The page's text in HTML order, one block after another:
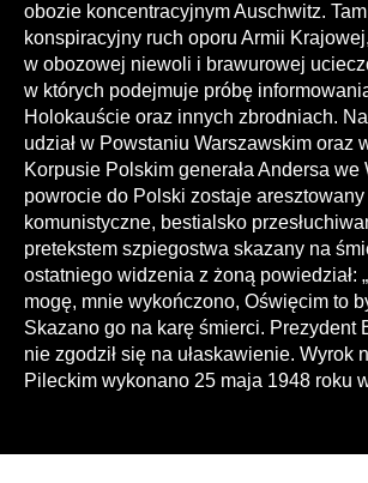
obozie koncentracyjnym Auschwitz.
konspiracyjny ruch oporu Armii
w obozowej niewoli i brawurowej
w których podejmuje próbę
Holokauście oraz innych zbrodniach.
udział w Powstaniu Warszawskim oraz
Korpusie Polskim generała Andersa we
powrocie do Polski zostaje aresztowany
komunistyczne, bestialsko
pretekstem szpiegostwa skazany na
ostatniego widzenia z żoną powiedział:
mogę, mnie wykończono, Oświęcim to
Skazano go na karę śmierci. Prezydent
nie zgodził się na ułaskawienie. Wyrok
Pileckim wykonano 25 maja 1948 roku